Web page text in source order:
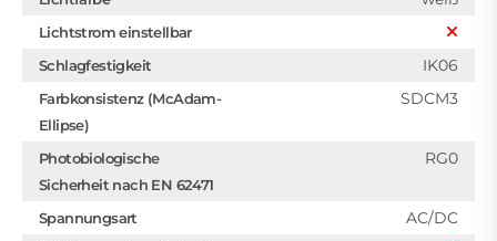
Lichtstrom einstellbar
Schlagfestigkeit
IK06
Farbkonsistenz (McAdam-
Ellipse)
SDCM3
Photobiologische
Sicherheit nach EN 62471
RG0
Spannungsart AC/DC